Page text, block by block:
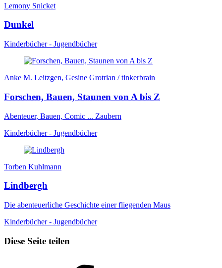
Lemony Snicket
Dunkel
Kinderbücher - Jugendbücher
Anke M. Leitzgen, Gesine Grotrian / tinkerbrain
Forschen, Bauen, Staunen von A bis Z
Abenteuer, Bauen, Comic ... Zaubern
Kinderbücher - Jugendbücher
Torben Kuhlmann
Lindbergh
Die abenteuerliche Geschichte einer fliegenden Maus
Kinderbücher - Jugendbücher
Diese Seite teilen